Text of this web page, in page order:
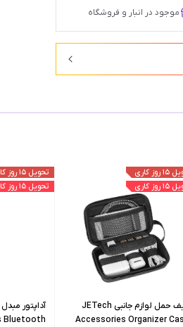
موجود در انبار و فروشگاه
کاری
کاری
کیف حمل لوازم جانبی JETech
Accessories Organizer
تحویل ۱۵ روز کاری
تحویل ۱۵ روز کاری
آداپتور